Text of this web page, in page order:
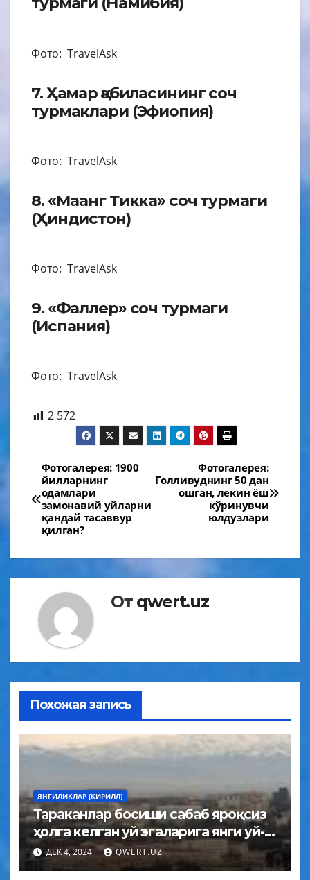
Фото: TravelAsk
7. Ҳамар қабиласининг соч
турмаклари (Эфиопия)
Фото: TravelAsk
8. «Маанг Тикка» соч турмаги
(Ҳиндистон)
Фото: TravelAsk
9. «Фаллер» соч турмаги
(Испания)
Фото: TravelAsk
2 572
Навигация
по
записям
Фотогалерея:
Голливуднинг 50 дан
ошган, лекин ёш
кўринувчи
юлдузлари
Фотогалерея: 1900
йилларнинг
одамлари
замонавий уйларни
қандай тасаввур
қилган?
От qwert.uz
Похожая запись
ЯНГИЛИКЛАР (КИРИЛЛ)
Тараканлар босиши сабаб яроқсиз
ҳолга келган уй эгаларига янги уй-
жойлар ажратилади
ДЕК 4, 2024 QWERT.UZ